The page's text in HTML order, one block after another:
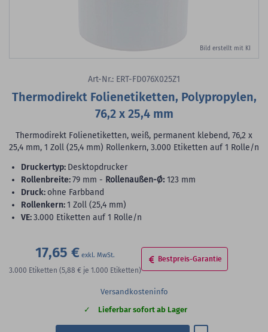
Bild erstellt mit KI
Art-Nr.: ERT-FD076X025Z1
Thermodirekt Folienetiketten, Polypropylen,
76,2 x 25,4 mm
Thermodirekt Folienetiketten, weiß, permanent klebend, 76,2 x
25,4 mm, 1 Zoll (25,4 mm) Rollenkern, 3.000 Etiketten auf 1 Rolle/n
Druckertyp: Desktopdrucker
Rollenbreite:79 mm - Rollenaußen-Ø: 123 mm
Druck: ohne Farbband
Rollenkern:1 Zoll (25,4 mm)
VE:3.000 Etiketten auf 1 Rolle/n
17,65 €
3.000 Etiketten (5,88 € je 1.000 Etiketten)
Bestpreis-Garantie
Versandkosteninfo
Lieferbar sofort ab Lager